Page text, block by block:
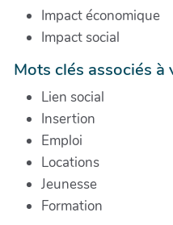
Impact économique
Impact social
Mots clés associés
Lien social
Insertion
Emploi
Locations
Jeunesse
Formation